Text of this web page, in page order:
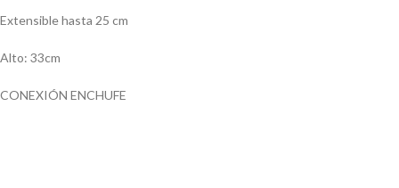
Extensible hasta 25 cm
Alto: 33cm
CONEXIÓN ENCHUFE